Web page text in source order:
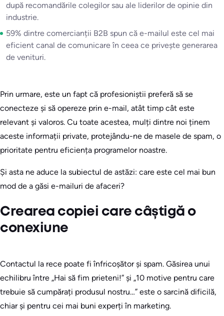
după recomandările colegilor sau ale liderilor de opinie din
industrie.
59% dintre comercianții B2B spun că e-mailul este cel mai
eficient canal de comunicare în ceea ce privește generarea
de venituri.
Prin urmare, este un fapt că profesioniștii preferă să se
conecteze și să opereze prin e-mail, atât timp cât este
relevant și valoros. Cu toate acestea, mulți dintre noi ținem
aceste informații private, protejându-ne de masele de spam, o
prioritate pentru eficiența programelor noastre.
Și asta ne aduce la subiectul de astăzi: care este cel mai bun
mod de a găsi e-mailuri de afaceri?
Crearea copiei care câștigă o
conexiune
Contactul la rece poate fi înfricoșător și spam. Găsirea unui
echilibru între „Hai să fim prieteni!” și „10 motive pentru care
trebuie să cumpărați produsul nostru…” este o sarcină dificilă,
chiar și pentru cei mai buni experți în marketing.